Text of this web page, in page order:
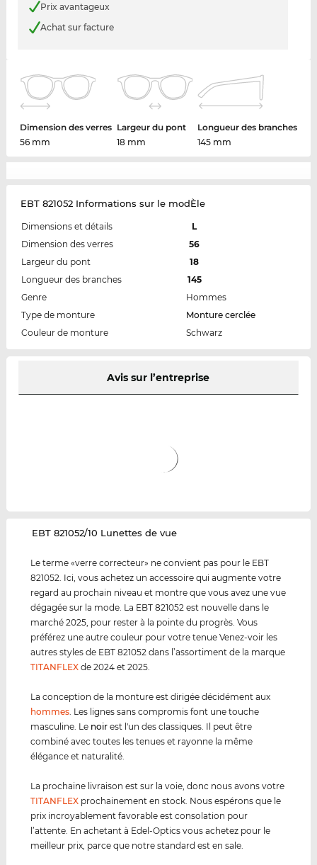
Prix avantageux
Achat sur facture
Dimension des verres
56 mm
Largeur du pont
18 mm
Longueur des branches
145 mm
EBT 821052 Informations sur le modÈle
Dimensions et détails
L
Dimension des verres
56
Largeur du pont
18
Longueur des branches
145
Genre
Hommes
Type de monture
Monture cerclée
Couleur de monture
Schwarz
Avis sur l’entreprise
‌EBT 821052/10 Lunettes de vue
Le terme «verre correcteur» ne convient pas pour le EBT
821052. Ici, vous achetez un accessoire qui augmente votre
regard au prochain niveau et montre que vous avez une vue
dégagée sur la mode. La EBT 821052 est nouvelle dans le
marché 2025, pour rester à la pointe du progrès. Vous
préférez une autre couleur pour votre tenue Venez-voir les
autres styles de EBT 821052 dans l’assortiment de la marque
TITANFLEX de 2024 et 2025.
La conception de la monture est dirigée décidément aux
hommes . Les lignes sans compromis font une touche
masculine. Le noir est l'un des classiques. Il peut être
combiné avec toutes les tenues et rayonne la même
élégance et naturalité.
La prochaine livraison est sur la voie, donc nous avons votre
TITANFLEX prochainement en stock. Nous espérons que le
prix incroyablement favorable est consolation pour
l’attente. En achetant à Edel-Optics vous achetez pour le
meilleur prix, parce que notre standard est en sale.